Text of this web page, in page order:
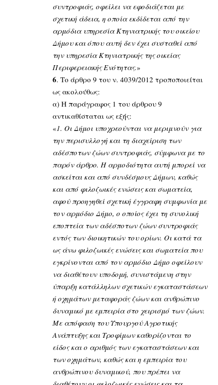
συντροφιάς, οφείλει να εφοδιάζεται με
σχετική άδεια, η οποία εκδίδεται από την
αρμόδια υπηρεσία Κτηνιατρικής του οικείου
Δήμου και όπου αυτή δεν έχει συσταθεί από
την υπηρεσία Κτηνιατρικής της οικείας
Περιφερειακής Ενότητας.»
6. Το άρθρο 9 του ν. 4039/2012 τροποποιείται
ως ακολούθως:
α) Η παράγραφος 1 του άρθρου 9
αντικαθίσταται ως εξής:
«1. Οι Δήμοι υποχρεούνται να μεριμνούν για
την περισυλλογή και τη διαχείριση των
αδέσποτων ζώων συντροφιάς, σύμφωνα με το
παρόν άρθρο. Η αρμοδιότητα αυτή μπορεί να
ασκείται και από συνδέσμους Δήμων, καθώς
και από φιλoζωικές ενώσεις και σωματεία,
αφού προηγηθεί σχετική έγγραφη συμφωνία με
τον αρμόδιο Δήμο, ο οποίος έχει τη συνολική
εποπτεία των αδέσποτων ζώων συντροφιάς
εντός των διοικητικών του ορίων. Οι κατά τα
ως άνω φιλοζωικές ενώσεις και σωματεία που
εγκρίνονται από τον αρμόδιο Δήμο οφείλουν
να διαθέτουν υποδομή, συνιστάμενη στην
ύπαρξη κατάλληλων σχετικών εγκαταστάσεων
ή οχημάτων μεταφοράς ζώων και ανθρώπινο
δυναμικό με εμπειρία στο χειρισμό των ζώων.
Με απόφαση του Υπουργού Αγροτικής
Ανάπτυξης και Τροφίμων καθορίζονται το
είδος και ο αριθμός των εγκαταστάσεων και
των οχημάτων, καθώς και η εμπειρία του
ανθρώπινου δυναμικού, που πρέπει να